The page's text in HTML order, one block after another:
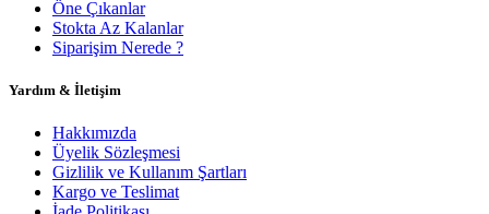
Öne Çıkanlar
Stokta Az Kalanlar
Siparişim Nerede ?
Yardım & İletişim
Hakkımızda
Üyelik Sözleşmesi
Gizlilik ve Kullanım Şartları
Kargo ve Teslimat